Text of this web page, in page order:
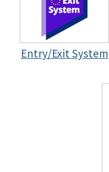
Entry/Exit System